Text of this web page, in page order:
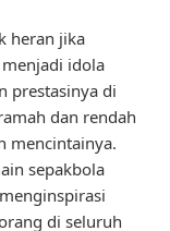
heran jika
idola
prestasinya di
dan rendah
mencintainya.
sepakbola
di seluruh